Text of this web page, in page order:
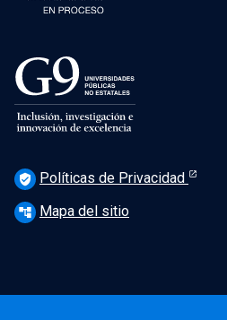
verified_user Políticas de Privacidad
account_tree Mapa del sitio